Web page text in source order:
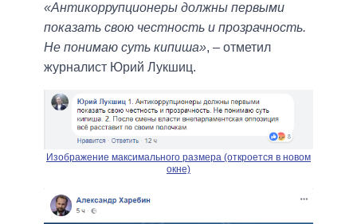
«Антикоррупционеры должны первыми
показать свою честность и прозрачность.
Не понимаю суть кипиша», – отметил
журналист Юрий Лукшиц.
Изображение максимального размера (откроется в новом
окне)